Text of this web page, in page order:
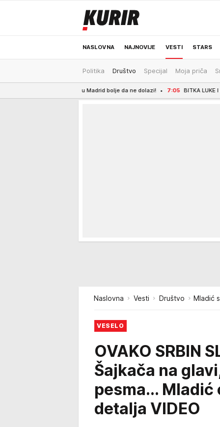
NASLOVNA NAJNOVIJE VESTI STARS
ODRŽIVA BUDUĆNOST REGION NEWS
Politika Društvo Specijal Moja priča
u Madrid bolje da ne dolazi! 7:05 BITKA LUKE I ANAMARIJE ZA
Naslovna Vesti Društvo Mladić
VESELO
OVAKO SRBIN
Šajkača na
pesma... Mladić
detalja VIDEO